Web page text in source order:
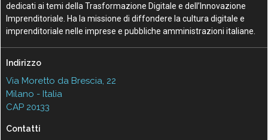
dedicati ai temi della Trasformazione Digitale e dell’Innovazione
Imprenditoriale. Ha la missione di diffondere la cultura digitale e
imprenditoriale nelle imprese e pubbliche amministrazioni italiane.
Indirizzo
Via Moretto da Brescia, 22
Milano - Italia
CAP 20133
Contatti